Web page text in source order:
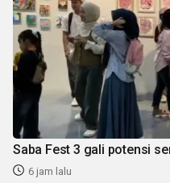
Saba Fest 3 gali potensi
6 jam lalu